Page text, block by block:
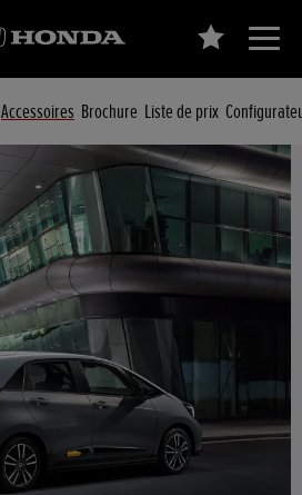
Accessoires Brochure Liste de prix